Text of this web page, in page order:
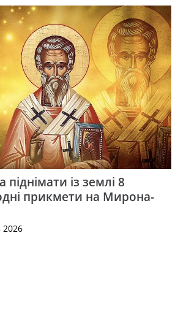
із землі 8
прикмети на Мирона-
2026